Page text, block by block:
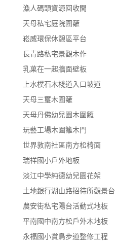
漁人碼頭資源回收間
天母私宅庭院圍籬
崧威環保休憩區平台
長青路私宅景觀木作
乳菓在一起牆面壁板
上水樸石木棧道入口坡道
天母三璽木圍籬
天母丹佛幼兒園木圍籬
玩藝工場木圍籬木門
世界敦南社區南方松椅面
瑞祥國小戶外地板
淡江中學純德幼兒園花架
土地銀行湖山路招待所觀景台
農安街私宅陽台活動式地板
平南國中南方松戶外木地板
永福國小賞鳥步道整修工程